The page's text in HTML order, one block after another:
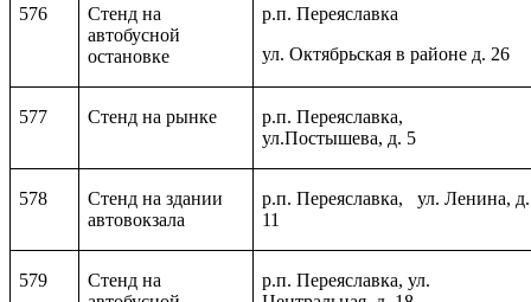
576
Стенд на
автобусной
остановке
р.п. Переяславка
ул. Октябрьская в районе д. 26
577 Стенд на рынке
р.п. Переяславка,
ул.Постышева, д. 5
578
Стенд на здании
автовокзала
р.п. Переяславка, ул. Ленина, д.
11
579
Стенд на
р.п. Переяславка, ул.